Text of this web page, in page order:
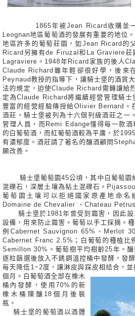
1865年被Jean Ricard收購並一直
Leognan地區葡萄酒的發展有重要的地位
地區許多的葡萄莊園，如Jean Ricard的
Ricard另擁有de Firuzal和La Graviere莊
Lagraviere。1948年Ricard家族的後人
Claude Richard雖年輕卻很好學，後來
Peynaud教授的指導下，讓騎士堡的酒質
法的規定，迫使Claude Richard需轉讓給
定為Claude Richard將繼續經營管理騎
豐富的經營經驗傳授給Olivier Bernard。
酒莊，騎士堡被列為十六個列級酒莊之一
管理人員，而Remi Edange懂得每一款
的白葡萄酒，而紅葡萄酒較為平庸，於
有濃郁度。酒莊請了著名的釀酒顧問
顯改善。
騎士堡葡萄園45公頃，其中白葡萄園
混礫石，深層土壤為粘土混礫石。
葡萄園土壤可以拒絕國家原產地命名
Domaine de Chevalier 、Chateau
騎士堡於1981年曾受到霜害，因此設
設備，用來防止霜害。葡萄以手工採摘。
例Cabernet Sauvignon 65%、Merlot
Cabernet Franc 2.5%；白葡萄的種植比
Semillon 30%。葡萄樹平均樹齡25年。釀
逐粒篩選後放入不銹鋼溫控桶中發酵，發
每天降低1~2度，讓淋皮與踩皮相結合，並
個月。白葡萄酒全部在橡木
桶內發酵，使用70%的新
橡木桶陳釀18個月後裝
瓶。
騎士堡的葡萄酒以酒體